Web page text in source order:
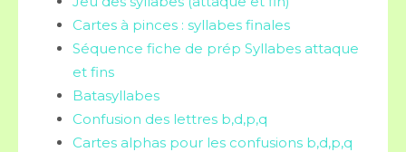
Cartes à pinces : syllabes finales
Séquence fiche de prép Syllabes attaque
et fins
Batasyllabes
Confusion des lettres b,d,p,q
Cartes alphas pour les confusions b,d,p,q